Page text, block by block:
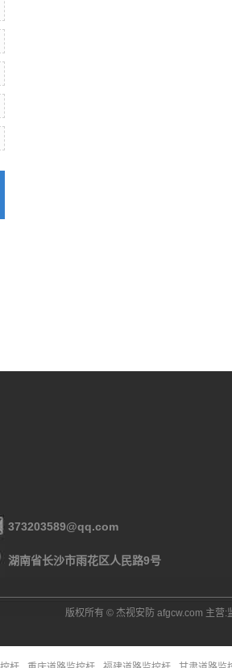
373203589@qq.com
湖南省长沙市雨花区人民路9号
版权所有 © 杰视安防 afgcw.com 主营: